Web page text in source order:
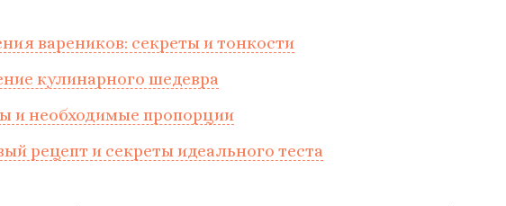
вареников: секреты и тонкости
кулинарного шедевра
и необходимые пропорции
рецепт и секреты идеального теста